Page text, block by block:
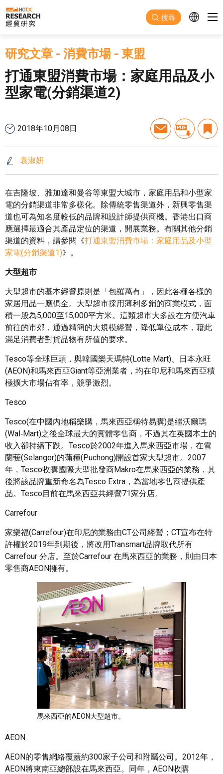
跳至主要內容
搜尋
研究文章 - 消費市場- 東盟
打通東盟消費市場：家庭用品及小
型家電(分銷渠道2)
2018年10月08日
袁淑妍
在吉隆坡、雅加達和曼谷等東盟大城市，家庭用品和小型家
電的分銷渠道非常多樣化。除傳統零售渠道外，新興零售渠
道也可為知名度較低的品牌和設計師提供商機。香港出口商
應選擇最適合其產品定位的渠道，開展業務。有關其他分銷
渠道的資料，請參閱《打通東盟消費市場：家庭用品及小型
家電(分銷渠道1)》。
大型超市
大型超市的基本經營原則是「包羅萬有」，因此各種各樣的
家居用品一應俱全。大型超市採用薄利多銷的商業模式，面
積一般為5,000至15,000平方米。這類超市大多設在方便汽車
前往的市郊，通過精簡的大規模經營，降低單位成本，藉此
滿足消費者對貨品物有所值的要求。
Tesco等全球巨頭，與韓國樂天瑪特(Lotte Mart)、日本永旺
(AEON)和馬來西亞Giant等亞洲業者，均在印尼和馬來西亞積
極擴大市場佔有率，競爭激烈。
Tesco
Tesco(在中國內地稱樂購，馬來西亞稱特易購)是繼沃爾瑪
(Wal‑Mart)之後全球最大的實體零售商，不過其在英國本土的
收入卻持續下跌。Tesco於2002年進入馬來西亞市場，在雪
蘭莪(Selangor)的蒲種(Puchong)開設首家大型超市。2007
年，Tesco收購國際大型批發商Makro在馬來西亞的業務，其
後將該品牌重新命名為Tesco Extra，為當地零售商提供產
品。Tesco目前在馬來西亞共經營71家分店。
Carrefour
家樂福(Carrefour)在印尼的業務由CT公司經營；CT宣布在特
許權於2019年到期後，將改用Transmart品牌取代所有
Carrefour 分店。至於Carrefour 在馬來西亞的業務，則由日本
零售商AEON擁有。
馬來西亞的AEON大型超市。
AEON
AEON的零售網絡覆蓋約300家子公司和附屬公司。2012年，
AEON將東南亞總部設在馬來西亞。同年，AEON收購